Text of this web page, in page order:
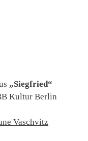
„Siegfried“
Kultur Berlin
Vaschvitz